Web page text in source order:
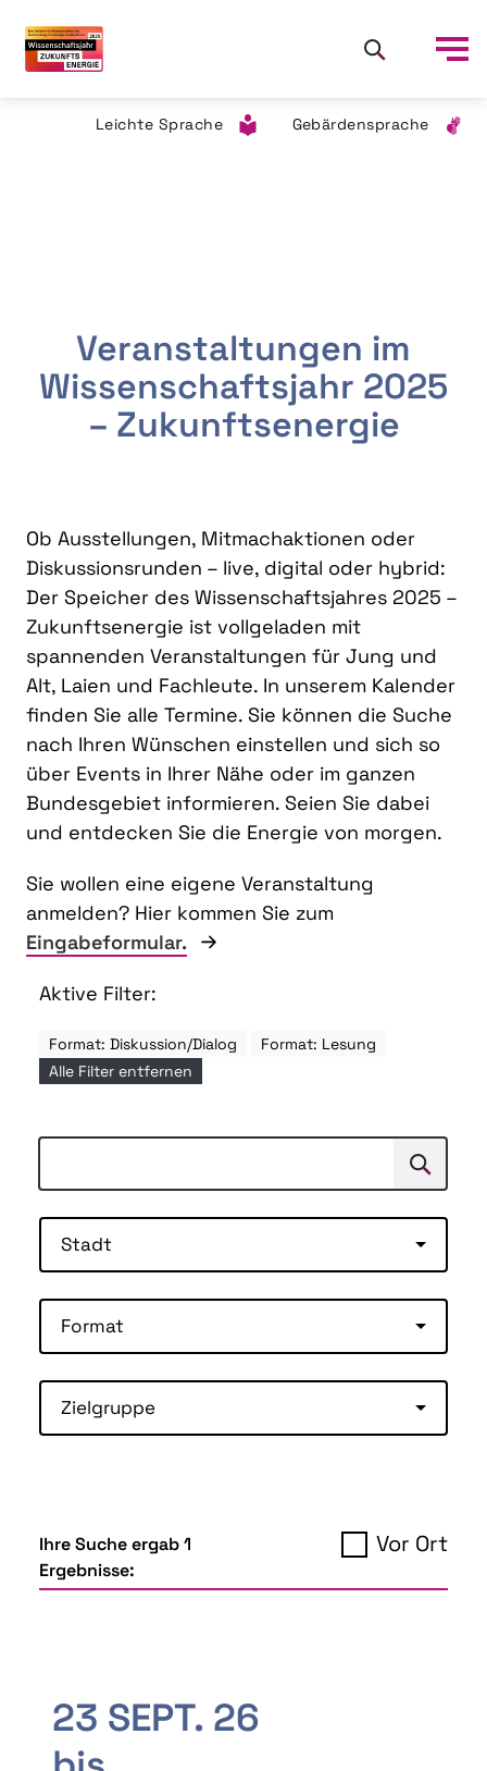
Leichte Sprache Gebärdensprache
Veranstaltungen im
Wissenschaftsjahr 2025
– Zukunftsenergie
Ob Ausstellungen, Mitmachaktionen oder
Diskussionsrunden – live, digital oder hybrid:
Der Speicher des Wissenschaftsjahres 2025 –
Zukunftsenergie ist vollgeladen mit
spannenden Veranstaltungen für Jung und
Alt, Laien und Fachleute. In unserem Kalender
finden Sie alle Termine. Sie können die Suche
nach Ihren Wünschen einstellen und sich so
über Events in Ihrer Nähe oder im ganzen
Bundesgebiet informieren. Seien Sie dabei
und entdecken Sie die Energie von morgen.
Sie wollen eine eigene Veranstaltung
anmelden? Hier kommen Sie zum
Eingabeformular.
Aktive Filter:
Format: Diskussion/Dialog
Format: Lesung
Alle Filter entfernen
Suchen
Stadt
Format
Zielgruppe
Ihre Suche ergab 1
Ergebnisse:
Vor Ort
23 SEPT. 26